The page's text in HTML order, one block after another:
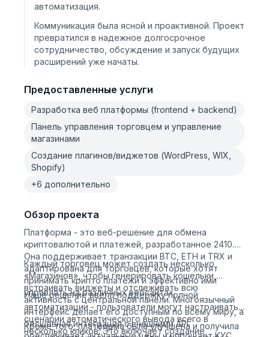
автоматизация.
Коммуникация была ясной и проактивной. Проект
превратился в надежное долгосрочное
сотрудничество, обсуждение и запуск будущих
расширений уже начаты.
Предоставленные услуги
Разработка веб платформы (frontend + backend)
Панель управления торговцем и управление
магазинами
Создание плагинов/виджетов (WordPress, WIX,
Shopify)
+6 дополнительно
Обзор проекта
Платформа - это веб-решение для обмена
криптовалютой и платежей, разработанное 2410.
Она поддерживает транзакции BTC, ETH и TRX и
адаптирована для торговцев, которые хотят
принимать крипто платежи и эффективно ими
управлять на различных вебсайтах.
Каждый торговец может создать несколько
«Магазинов», чтобы генерировать кошельки,
встраивать виджеты и отслеживать всю
активность с центральной панели. Многоязычный
интерфейс делает его доступным по всему миру, а
бесшовная интеграция с внешними API
Наше решение ввело поддержку полной
автоматизации - пользователи могут настраивать
сценарии автоматического вывода всего в
несколько кликов. Это включает создание
Кроме того, платформа была улучшена и получила